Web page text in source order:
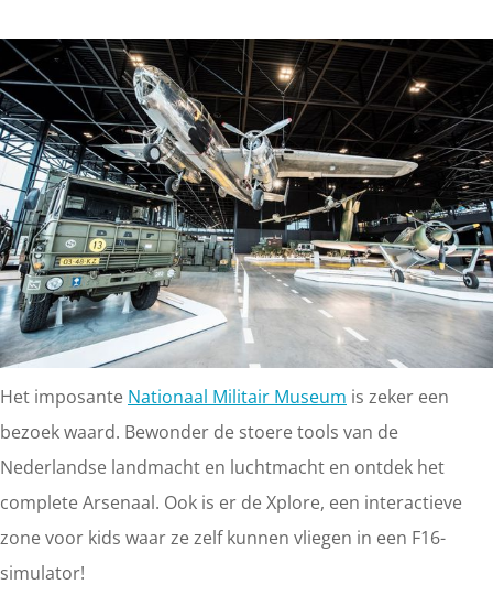
Het imposante Nationaal Militair Museum is zeker een
bezoek waard. Bewonder de stoere tools van de
Nederlandse landmacht en luchtmacht en ontdek het
complete Arsenaal. Ook is er de Xplore, een interactieve
zone voor kids waar ze zelf kunnen vliegen in een F16-
simulator!